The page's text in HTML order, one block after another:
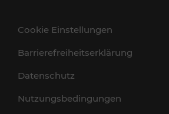
Cookie Einstellungen
Barrierefreiheitserklärung
Datenschutz
Nutzungsbedingungen